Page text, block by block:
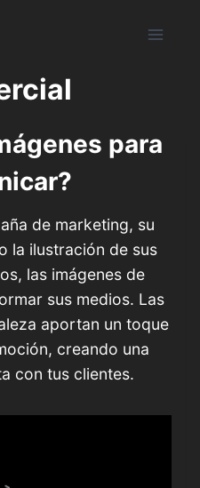
para
de marketing, su
la ilustración de sus
las imágenes de
sus medios. Las
aportan un toque
creando una
con tus clientes.